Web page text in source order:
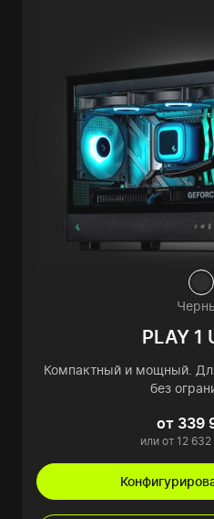
PLAY 1
Компактный и мощный.
без
от 339
или от 12